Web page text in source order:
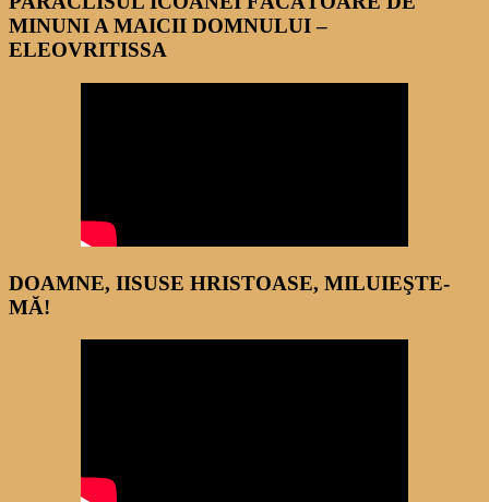
MINUNI A MAICII DOMNULUI –
ELEOVRITISSA
DOAMNE, IISUSE HRISTOASE, MILUIEŞTE-
MĂ!